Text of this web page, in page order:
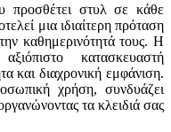
προσθέτει στυλ σε κάθε
μια ιδιαίτερη πρόταση
καθημερινότητά τους. Η
κατασκευαστή
και διαχρονική εμφάνιση.
χρήση, συνδυάζει
τα κλειδιά σας